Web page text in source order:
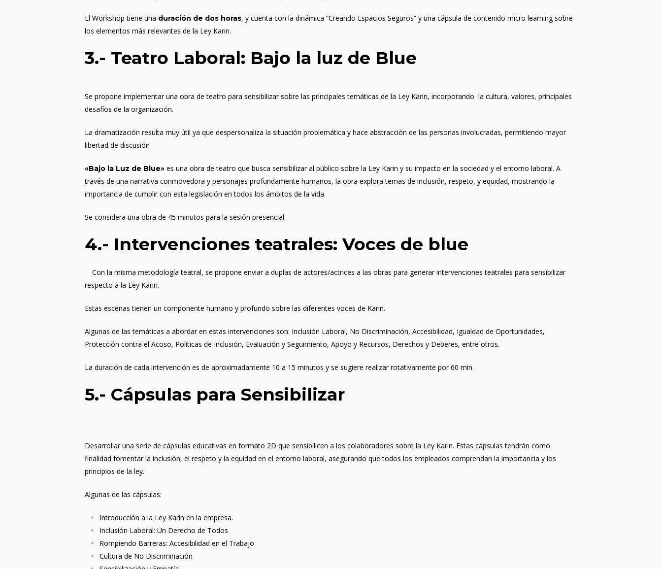
El Workshop tiene una duración de dos horas, y cuenta con la dinámica “Creando Espacios Seguros” y una cápsula de contenido micro learning sobre
los elementos más relevantes de la Ley Karin.
3.- Teatro Laboral: Bajo la luz de Blue
Se propone implementar una obra de teatro para sensibilizar sobre las principales temáticas de la Ley Karin, incorporando la cultura, valores, principales
desafíos de la organización.
La dramatización resulta muy útil ya que despersonaliza la situación problemática y hace abstracción de las personas involucradas, permitiendo mayor
libertad de discusión
«Bajo la Luz de Blue»es una obra de teatro que busca sensibilizar al público sobre la Ley Karin y su impacto en la sociedad y el entorno laboral. A
través de una narrativa conmovedora y personajes profundamente humanos, la obra explora temas de inclusión, respeto, y equidad, mostrando la
importancia de cumplir con esta legislación en todos los ámbitos de la vida.
Se considera una obra de 45 minutos para la sesión presencial.
4.- Intervenciones teatrales: Voces de blue
Con la misma metodología teatral, se propone enviar a duplas de actores/actrices a las obras para generar intervenciones teatrales para sensibilizar
respecto a la Ley Karin.
Estas escenas tienen un componente humano y profundo sobre las diferentes voces de Karin.
Algunas de las temáticas a abordar en estas intervenciones son: Inclusión Laboral, No Discriminación, Accesibilidad, Igualdad de Oportunidades,
Protección contra el Acoso, Políticas de Inclusión, Evaluación y Seguimiento, Apoyo y Recursos, Derechos y Deberes, entre otros.
La duración de cada intervención es de aproximadamente 10 a 15 minutos y se sugiere realizar rotativamente por 60 min.
5.- Cápsulas para Sensibilizar
Desarrollar una serie de cápsulas educativas en formato 2D que sensibilicen a los colaboradores sobre la Ley Karin. Estas cápsulas tendrán como
finalidad fomentar la inclusión, el respeto y la equidad en el entorno laboral, asegurando que todos los empleados comprendan la importancia y los
principios de la ley.
Algunas de las cápsulas:
Introducción a la Ley Karin en la empresa.
Inclusión Laboral: Un Derecho de Todos
Rompiendo Barreras: Accesibilidad en el Trabajo
Cultura de No Discriminación